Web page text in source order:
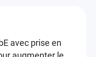
avec prise en